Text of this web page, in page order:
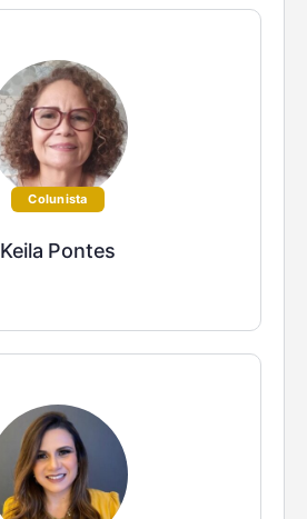
Colunista
Keila Pontes